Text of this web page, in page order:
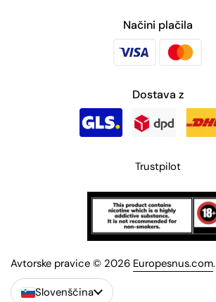
Načini plačila
Dostava z
Trustpilot
Avtorske pravice © 2026 Europesnus.com.
Slovenščina